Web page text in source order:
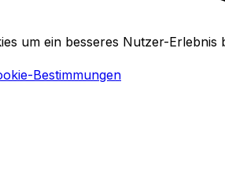
um ein besseres Nutzer-Erlebnis
Bestimmungen